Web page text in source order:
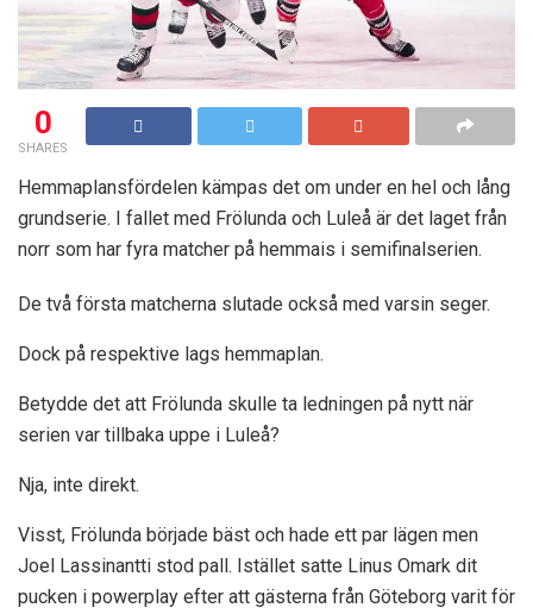
0
SHARES
Hemmaplansfördelen kämpas det om under en hel och lång
grundserie. I fallet med Frölunda och Luleå är det laget från
norr som har fyra matcher på hemmais i semifinalserien.
De två första matcherna slutade också med varsin seger.
Dock på respektive lags hemmaplan.
Betydde det att Frölunda skulle ta ledningen på nytt när
serien var tillbaka uppe i Luleå?
Nja, inte direkt.
Visst, Frölunda började bäst och hade ett par lägen men
Joel Lassinantti stod pall. Istället satte Linus Omark dit
pucken i powerplay efter att gästerna från Göteborg varit för